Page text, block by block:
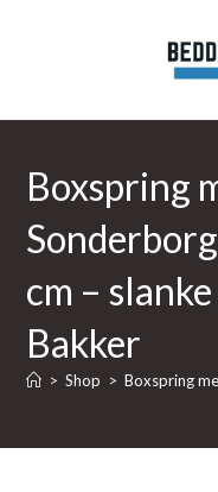
Boxspring
cm –
Bakker
> Shop > Boxspring